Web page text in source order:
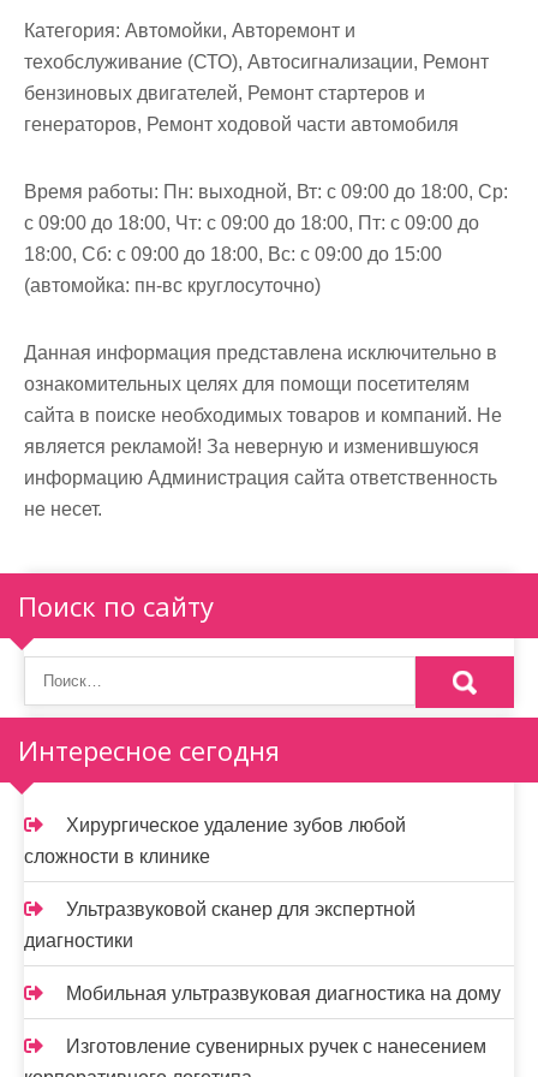
Категория: Автомойки, Авторемонт и
техобслуживание (СТО), Автосигнализации, Ремонт
бензиновых двигателей, Ремонт стартеров и
генераторов, Ремонт ходовой части автомобиля
Время работы: Пн: выходной, Вт: с 09:00 до 18:00, Ср:
с 09:00 до 18:00, Чт: с 09:00 до 18:00, Пт: с 09:00 до
18:00, Сб: с 09:00 до 18:00, Вс: с 09:00 до 15:00
(автомойка: пн-вс круглосуточно)
Данная информация представлена исключительно в
ознакомительных целях для помощи посетителям
сайта в поиске необходимых товаров и компаний. Не
является рекламой! За неверную и изменившуюся
информацию Администрация сайта ответственность
не несет.
Поиск по сайту
Интересное сегодня
Хирургическое удаление зубов любой
сложности в клинике
Ультразвуковой сканер для экспертной
диагностики
Мобильная ультразвуковая диагностика на дому
Изготовление сувенирных ручек с нанесением